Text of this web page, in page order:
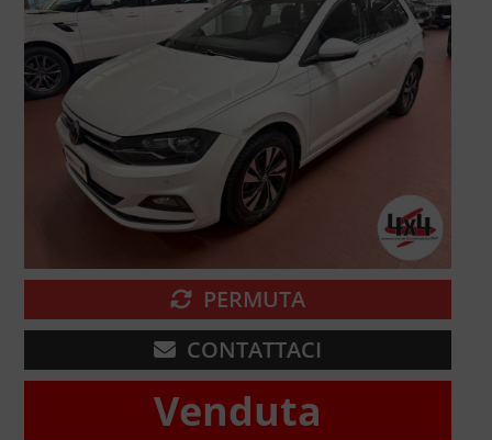
🔍
PERMUTA
CONTATTACI
Venduta